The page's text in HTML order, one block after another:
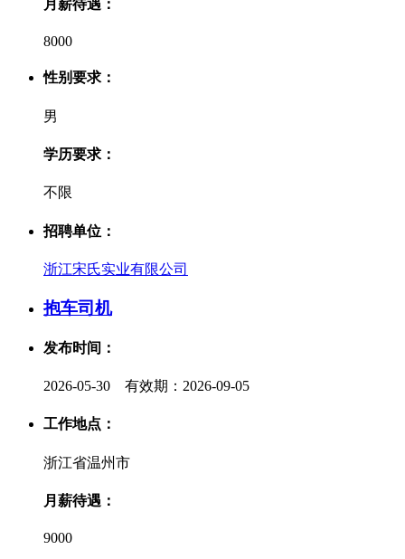
月薪待遇：
8000
性别要求：
男
学历要求：
不限
招聘单位：
浙江宋氏实业有限公司
抱车司机
发布时间：
2026-05-30 有效期：2026-09-05
工作地点：
浙江省温州市
月薪待遇：
9000